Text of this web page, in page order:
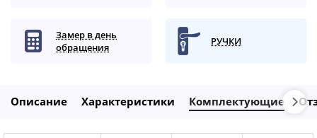
Замер в день
обращения
РУЧКИ
Описание Характеристики Комплектующие